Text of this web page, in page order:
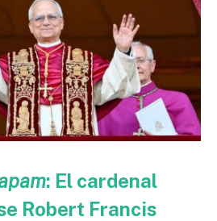
: El cardenal
Robert Francis